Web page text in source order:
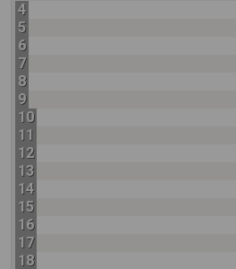
4
5
6
7
8
9
10
11
12
13
14
15
16
17
18